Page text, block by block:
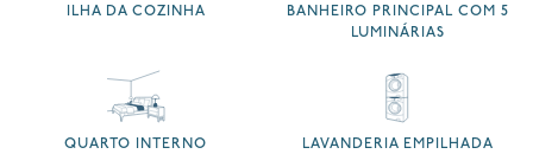
ILHA DA COZINHA
BANHEIRO PRINCIPAL COM 5
LUMINÁRIAS
QUARTO INTERNO LAVANDERIA EMPILHADA